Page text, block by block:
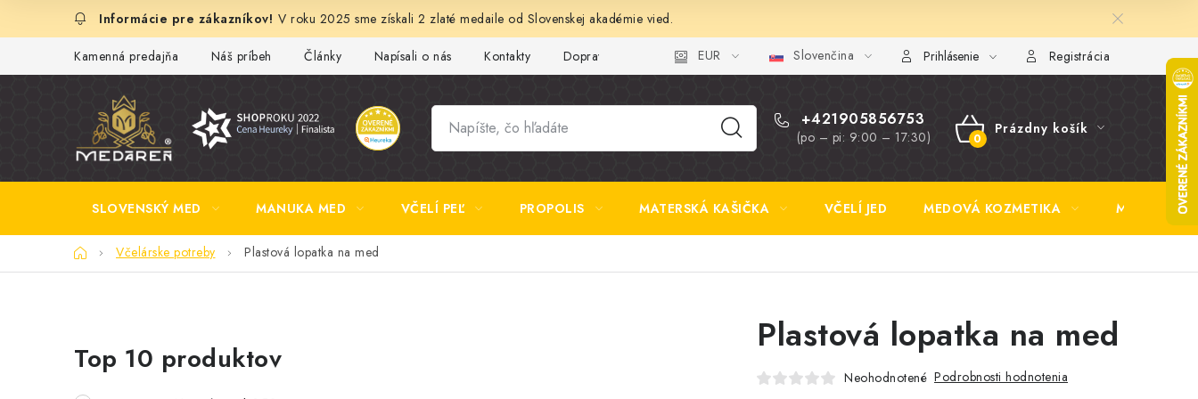
V roku 2025 sme získali 2 zlaté medaile od Slovenskej akadémie vied.
Kamenná predajňa Náš príbeh Články Napísali o nás Kontakty Doprava a platba Najčastejšie otázky FAQ Fotogaléria Obchodné podmienky Ochrana
EUR Slovenčina Prihlásenie Registrácia
+421905856753
(po – pi: 9:00 – 17:30)
NÁKUPNÝ
KOŠÍK
Prázdny košík
SLOVENSKÝ MED MANUKA MED VČELÍ PEĽ PROPOLIS MATERSKÁ KAŠIČKA VČELÍ JED MEDOVÁ KOZMETIKA MEDOVINA
DomovVčelárske potreby Plastová lopatka na med
o
Top 10 produktov
Plastová lopatka na med
Neohodnotené Podrobnosti hodnotenia